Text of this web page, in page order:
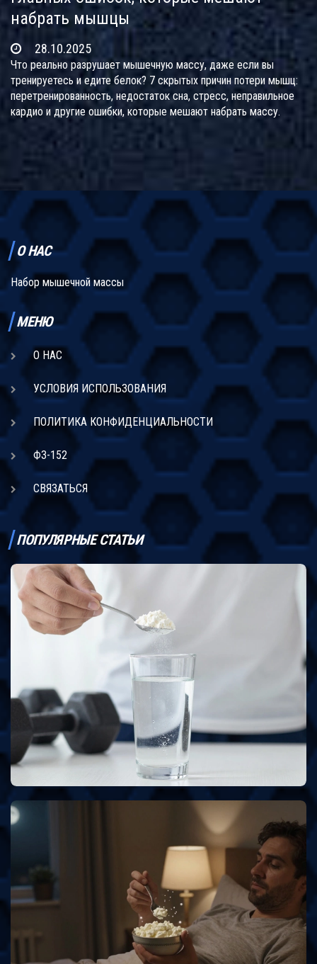
набрать мышцы
28.10.2025
Что реально разрушает мышечную массу, даже если вы
тренируетесь и едите белок? 7 скрытых причин потери мышц:
перетренированность, недостаток сна, стресс, неправильное
кардио и другие ошибки, которые мешают набрать массу.
О НАС
Набор мышечной массы
МЕНЮ
О НАС
УСЛОВИЯ ИСПОЛЬЗОВАНИЯ
ПОЛИТИКА КОНФИДЕНЦИАЛЬНОСТИ
ФЗ-152
СВЯЗАТЬСЯ
ПОПУЛЯРНЫЕ СТАТЬИ